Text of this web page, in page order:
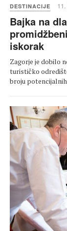
DESTINACIJE
Bajka na
iskorak
Zagorje je dobilo
turističko
broju